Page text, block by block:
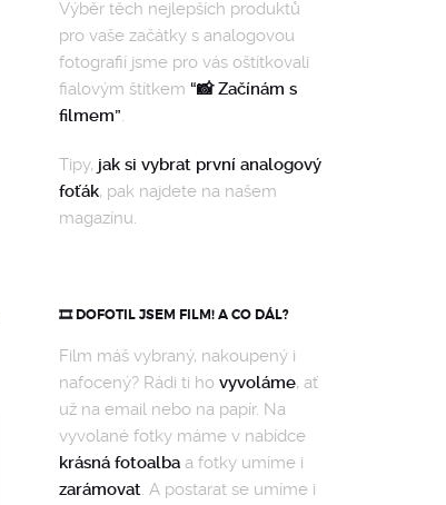
Výběr těch nejlepších produktů
pro vaše začátky s analogovou
fotografií jsme pro vás oštítkovali
fialovým štítkem “📸 Začínám s
filmem”.
Tipy, jak si vybrat první analogový
foťák, pak najdete na našem
magazínu.
🎞️ DOFOTIL JSEM FILM! A CO DÁL?
Film máš vybraný, nakoupený i
nafocený? Rádi ti ho vyvoláme, ať
už na email nebo na papír. Na
vyvolané fotky máme v nabídce
krásná fotoalbaa fotky umíme i
zarámovat. A postarat se umíme i